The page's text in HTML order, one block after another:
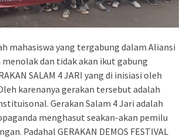
mahasiswa yang tergabung dalam Aliansi
menolak dan tidak akan ikut gabung
SALAM 4 JARI yang di inisiasi oleh
Oleh karenanya gerakan tersebut adalah
Gerakan Salam 4 Jari adalah
menghasut seakan-akan pemilu
Padahal GERAKAN DEMOS FESTIVAL